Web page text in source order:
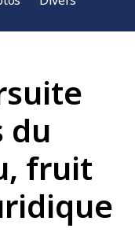
du
fruit